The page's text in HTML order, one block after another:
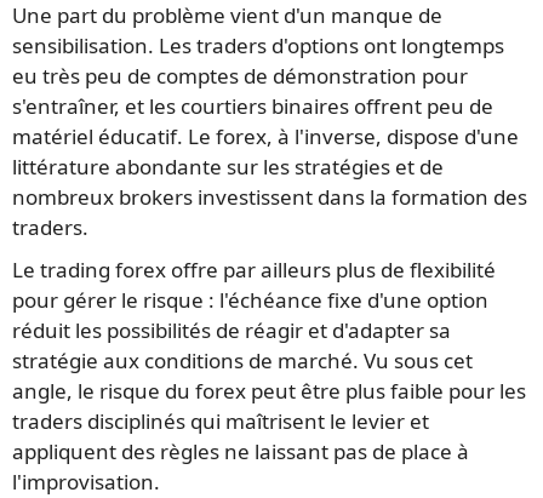
Une part du problème vient d'un manque de
sensibilisation. Les traders d'options ont longtemps
eu très peu de comptes de démonstration pour
s'entraîner, et les courtiers binaires offrent peu de
matériel éducatif. Le forex, à l'inverse, dispose d'une
littérature abondante sur les stratégies et de
nombreux brokers investissent dans la formation des
traders.
Le trading forex offre par ailleurs plus de flexibilité
pour gérer le risque : l'échéance fixe d'une option
réduit les possibilités de réagir et d'adapter sa
stratégie aux conditions de marché. Vu sous cet
angle, le risque du forex peut être plus faible pour les
traders disciplinés qui maîtrisent le levier et
appliquent des règles ne laissant pas de place à
l'improvisation.